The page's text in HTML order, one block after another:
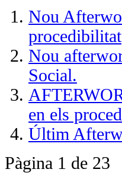
Nou
procedibilitat
Nou
Social.
en els
Últim
Pàgina 1 de 23